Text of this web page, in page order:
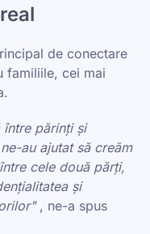
de conectare
familiile, cei mai
între părinți și
au ajutat să creăm
cele două părți,
și
, ne-a spus